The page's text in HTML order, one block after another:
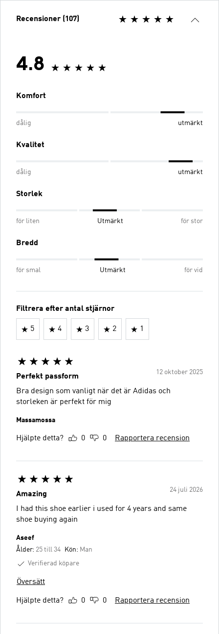
Recensioner (107)
4.8
Komfort
dålig utmärkt
Kvalitet
dålig utmärkt
Storlek
för liten Utmärkt för stor
Bredd
för smal Utmärkt för vid
Filtrera efter antal stjärnor
5 4 3 2 1
12 oktober 2025
Perfekt passform
Bra design som vanligt när det är Adidas och
storleken är perfekt för mig
Massamossa
Hjälpte detta? 0 0 Rapportera recension
24 juli 2026
Amazing
I had this shoe earlier i used for 4 years and same
shoe buying again
Aseef
Ålder: 25 till 34 Kön: Man
Verifierad köpare
Översätt
Hjälpte detta? 0 0 Rapportera recension